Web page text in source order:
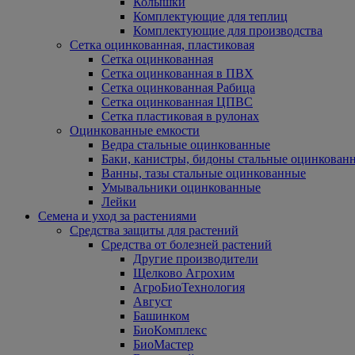
Комплектующие для теплиц
Комплектующие для производства
Сетка оцинкованная, пластиковая
Сетка оцинкованная
Сетка оцинкованная в ПВХ
Сетка оцинкованная Рабица
Сетка оцинкованная ЦПВС
Сетка пластиковая в рулонах
Оцинкованные емкости
Ведра стальные оцинкованные
Баки, канистры, бидоны стальные
Ванны, тазы стальные оцинкованные
Умывальники оцинкованные
Лейки
Семена и уход за растениями
Средства защиты для растений
Средства от болезней растений
Другие производители
Щелково Агрохим
АгроБиоТехнология
Август
Башинком
БиоКомплекс
БиоМастер